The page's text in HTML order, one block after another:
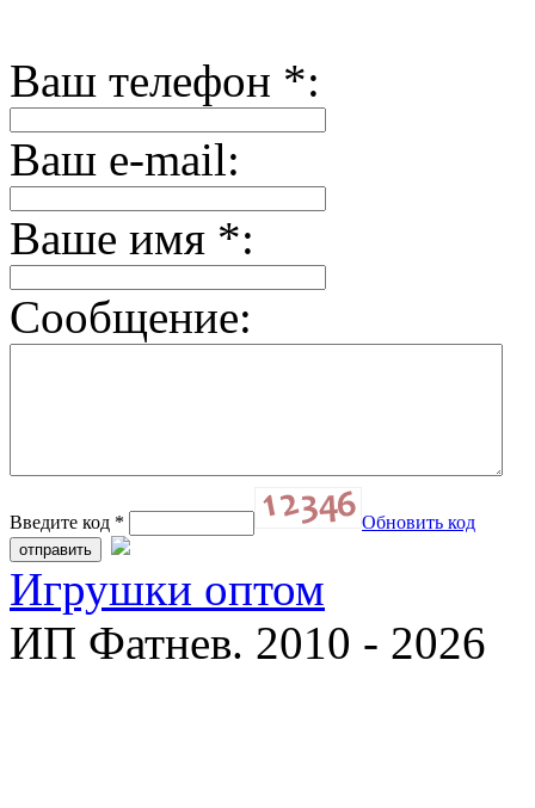
Ваш телефон *:
Ваш e-mail:
Ваше имя *:
Сообщение:
Введите код * Обновить код
Игрушки оптом
ИП Фатнев. 2010 - 2026